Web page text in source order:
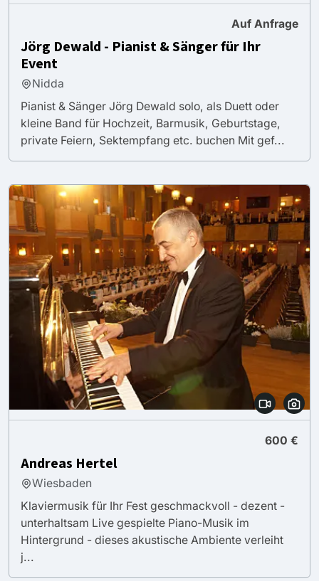
Auf Anfrage
Jörg Dewald - Pianist & Sänger für Ihr
Event
Nidda
Pianist & Sänger Jörg Dewald solo, als Duett oder
kleine Band für Hochzeit, Barmusik, Geburtstage,
private Feiern, Sektempfang etc. buchen Mit gef...
600 €
Andreas Hertel
Wiesbaden
Klaviermusik für Ihr Fest geschmackvoll - dezent -
unterhaltsam Live gespielte Piano-Musik im
Hintergrund - dieses akustische Ambiente verleiht
j...